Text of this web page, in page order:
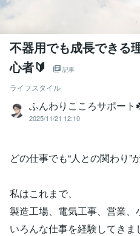
不器用でも成長できる
心者🔰
記事
ライフスタイル
ふんわりこころサポート
2025/11/21 12:10
どの仕事でも“人との関わり”
私はこれまで、
製造工場、電気工事、営業
いろんな仕事を経験してきま